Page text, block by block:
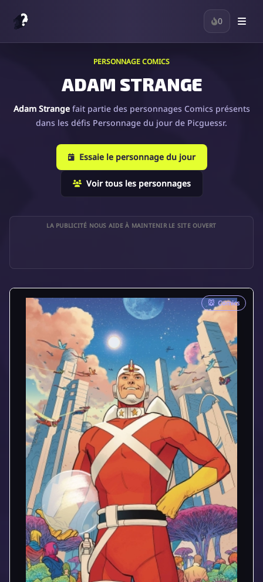
0
PERSONNAGE COMICS
ADAM STRANGE
Adam Strangefait partie des personnages Comics présents
dans les défis Personnage du jour de Picguessr.
Essaie le personnage du jour
Voir tous les personnages
LA PUBLICITÉ NOUS AIDE À MAINTENIR LE SITE OUVERT
🐭 Comics